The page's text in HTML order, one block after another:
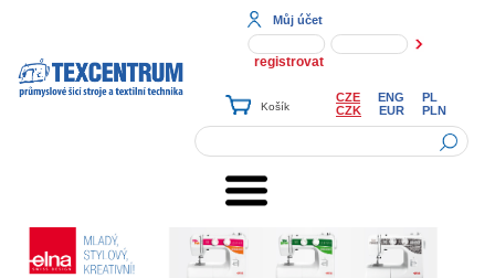
Můj účet
registrovat
CZE ENG
PL
CZK
EUR PLN